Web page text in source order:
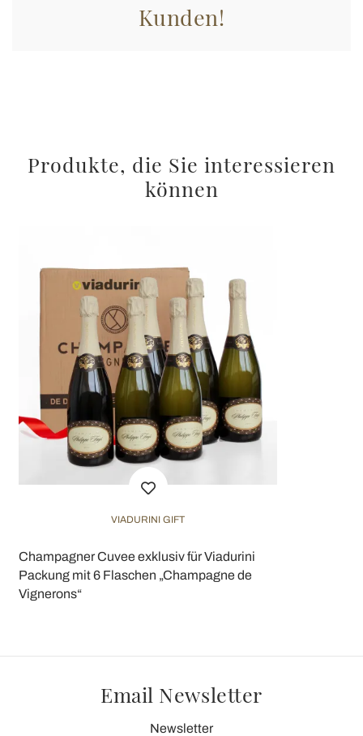
Kunden!
Produkte, die Sie interessieren
können
VIADURINI GIFT
Champagner Cuvee exklusiv für Viadurini
Packung mit 6 Flaschen „Champagne de
Vignerons“
Email Newsletter
Newsletter